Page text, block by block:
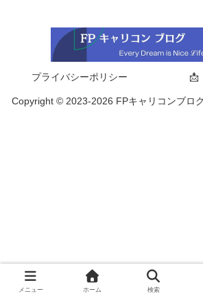
プライバシーポリシー 📩
Copyright © 2023-2026 FPキャリコンブロ
メニュー ホーム 検索